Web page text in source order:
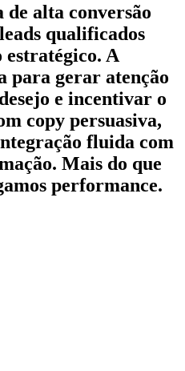
alta conversão
qualificados
A
para gerar atenção
e incentivar o
copy persuasiva,
fluida com
Mais do que
performance.